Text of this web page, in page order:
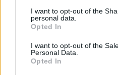
I want to opt-out of the
personal data.
Opted In
I want to opt-out of the
Personal Data.
Opted In
P
U
P
U